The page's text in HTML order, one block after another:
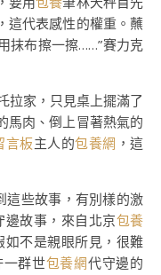
這代表感性的權重。蘸
抹布擦一擦……”賽力克
拉家，只見桌上擺滿了
馬肉、倒上冒著熱氣的
言板主人的包養網 ，這
這些故事，有別樣的激
邊故事，來自北京包養
如不是親眼所見，很難
群世包養網代守邊的